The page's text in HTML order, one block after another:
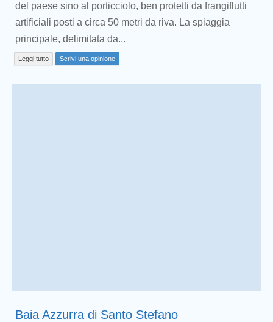
del paese sino al porticciolo, ben protetti da frangiflutti
artificiali posti a circa 50 metri da riva. La spiaggia
principale, delimitata da...
Leggi tutto Scrivi una opinione
Baia Azzurra di Santo Stefano